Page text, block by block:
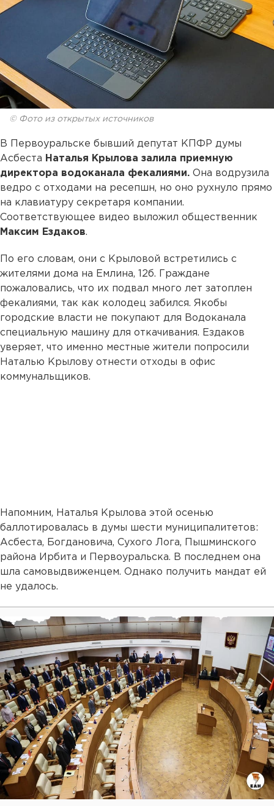
© Фото из открытых источников
В Первоуральске бывший депутат КПФР думы
Асбеста Наталья Крылова залила приемную
директора водоканала фекалиями. Она водрузила
ведро с отходами на ресепшн, но оно рухнуло прямо
на клавиатуру секретаря компании.
Соответствующее видео выложил общественник
Максим Ездаков.
По его словам, они с Крыловой встретились с
жителями дома на Емлина, 12б. Граждане
пожаловались, что их подвал много лет затоплен
фекалиями, так как колодец забился. Якобы
городские власти не покупают для Водоканала
специальную машину для откачивания. Ездаков
уверяет, что именно местные жители попросили
Наталью Крылову отнести отходы в офис
коммунальщиков.
Напомним, Наталья Крылова этой осенью
баллотировалась в думы шести муниципалитетов:
Асбеста, Богдановича, Сухого Лога, Пышминского
района Ирбита и Первоуральска. В последнем она
шла самовыдвиженцем. Однако получить мандат ей
не удалось.